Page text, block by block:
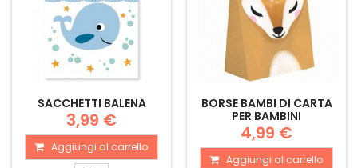
SACCHETTI BALENA
3,99 €
Aggiungi al carrello
BORSE BAMBI DI CARTA
PER BAMBINI
4,99 €
Aggiungi al carrello